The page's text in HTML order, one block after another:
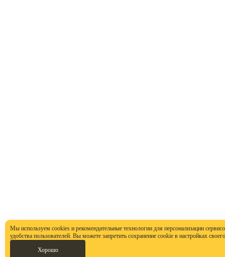
Мы используем cookies и рекомендательные технологии для персонализации
удобства пользователей. Вы можете запретить сохранение cookie в настройках
Хорошо